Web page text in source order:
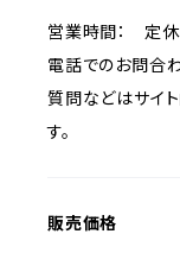
営業時間： 定休
電話でのお問合
質問などはサイ
す。
販売価格